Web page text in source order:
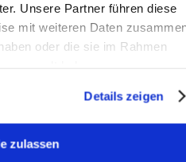
Unsere Partner führen diese
mit weiteren Daten
oder die sie im Rahmen
Details zeigen
zulassen
verschillende
en
van
moeilijk
oorzaken